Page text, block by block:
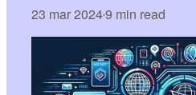
23 mar 2024•9 min read